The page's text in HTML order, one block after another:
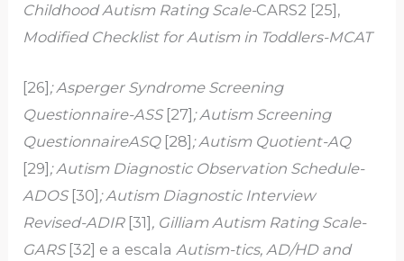
Childhood Autism Rating Scale-CARS2 [25],
Modified Checklist for Autism in Toddlers-MCAT
[26] ; Asperger Syndrome Screening
Questionnaire-ASS [27] ; Autism Screening
QuestionnaireASQ [28] ; Autism Quotient-AQ
[29] ; Autism Diagnostic Observation Schedule-
ADOS [30] ; Autism Diagnostic Interview
Revised-ADIR [31] , Gilliam Autism Rating Scale-
GARS [32] e a escalaAutism-tics, AD/HD and